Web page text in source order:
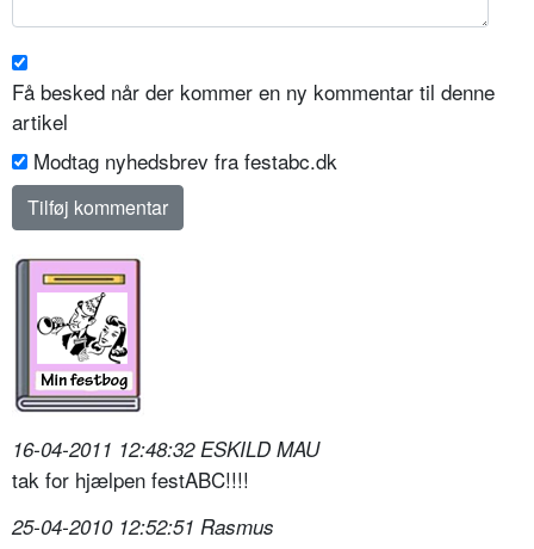
Få besked når der kommer en ny kommentar til denne
artikel
Modtag nyhedsbrev fra festabc.dk
16-04-2011 12:48:32 ESKILD MAU
tak for hjælpen festABC!!!!
25-04-2010 12:52:51 Rasmus